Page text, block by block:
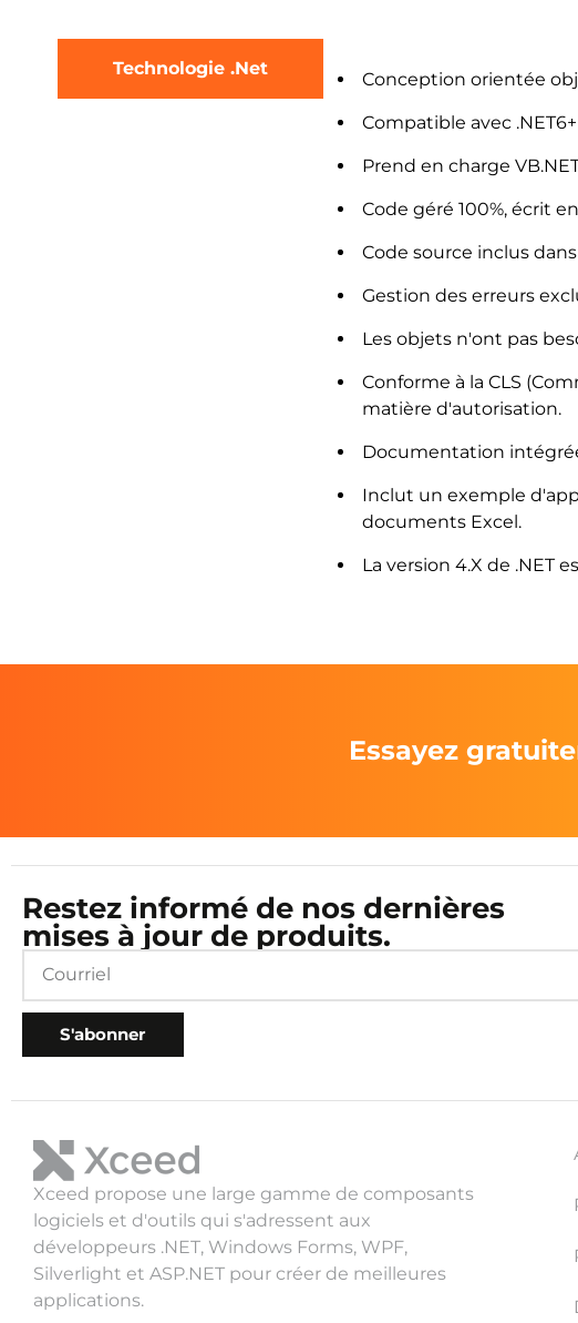
Technologie .Net
Conception orientée
Compatible avec
Prend en charge
Code géré 100%, écrit
Code source inclus
Gestion des erreurs
Les objets n'ont pas
Conforme à la CLS
matière d'autorisation.
Documentation
Inclut un exemple
documents Excel.
La version 4.X de .NET
Essayez
Restez informé de nos dernières
mises à jour de produits.
S'abonner
Xceed propose une large gamme de composants
logiciels et d'outils qui s'adressent aux
développeurs .NET, Windows Forms, WPF,
Silverlight et ASP.NET pour créer de meilleures
applications.